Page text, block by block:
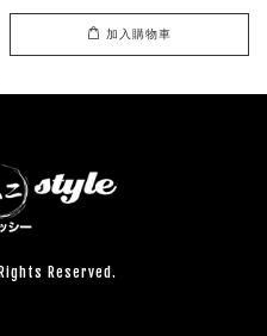
加入購物車
Reserved.